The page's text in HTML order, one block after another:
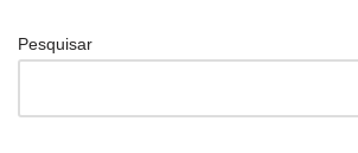
Pesquisar